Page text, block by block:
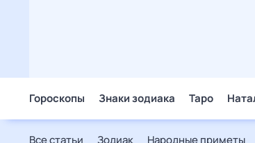
Гороскопы Знаки зодиака Таро
Все статьи Зодиак Народные приметы